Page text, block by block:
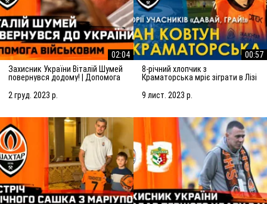
02:04
Захисник України Віталій Шумей
повернувся додому! | Допомога
2 груд. 2023 р.
00:57
8-річний хлопчик з
Краматорська мріє зіграти в Лізі
Давай, грай!
9 лист. 2023 р.